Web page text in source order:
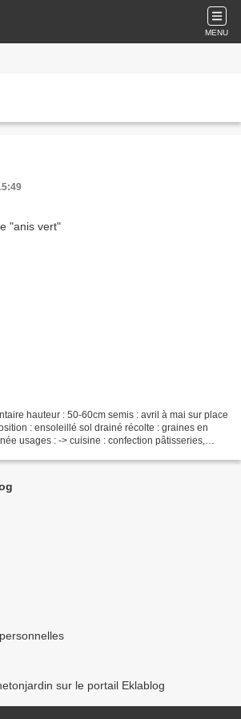
MENU
hauteur : 50-60cm semis : avril à mai sur place
: ensoleillé sol drainé récolte : graines en
usages : -> cuisine : confection pâtisseries,
sur le portail Eklablog